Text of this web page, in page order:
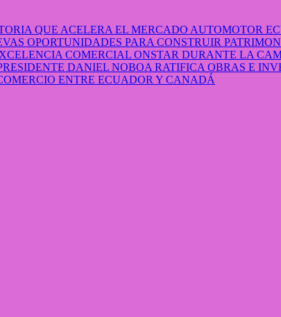
QUE ACELERA EL MERCADO AUTOMOTOR
OPORTUNIDADES PARA CONSTRUIR
COMERCIAL ONSTAR DURANTE LA
DANIEL NOBOA RATIFICA OBRAS E
ENTRE ECUADOR Y CANADÁ